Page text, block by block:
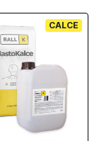
CALCE